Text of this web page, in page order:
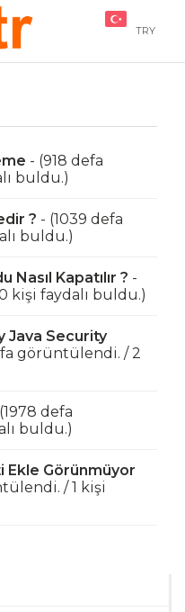
TRY
- (918 defa
buldu.)
? - (1039 defa
buldu.)
Nasıl Kapatılır ? -
kişi faydalı buldu.)
Java Security
görüntülendi. / 2
defa
buldu.)
Ekle Görünmüyor
/ 1 kişi